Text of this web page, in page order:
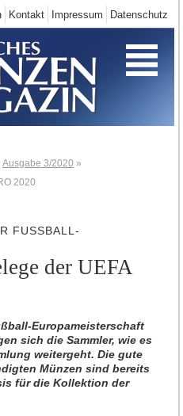
Datenschutz
Impressum
Kontakt
Ausgabe 3/2020 »
2020
FUSSBALL-E
der UEFA
Europameisterschaft
sich die Sammler, wie es
weitergeht. Die gute
Münzen sind bereits
für die Kollektion der